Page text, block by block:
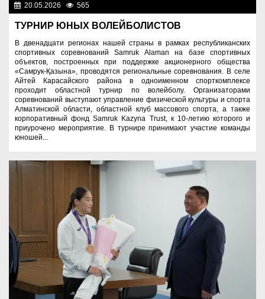
20.05.2026 565
ТУРНИР ЮНЫХ ВОЛЕЙБОЛИСТОВ
В двенадцати регионах нашей страны в рамках республиканских
спортивных соревнований Samruk Alaman на базе спортивных
объектов, построенных при поддержке акционерного общества
«Самрук-Қазына», проводятся региональные соревнования. В селе
Айтей Карасайского района в одноименном спорткомплексе
проходит областной турнир по волейболу. Организаторами
соревнований выступают управление физической культуры и спорта
Алматинской области, областной клуб массового спорта, а также
корпоративный фонд Samruk Kazyna Trust, к 10-летию которого и
приурочено мероприятие. В турнире принимают участие команды
юношей...